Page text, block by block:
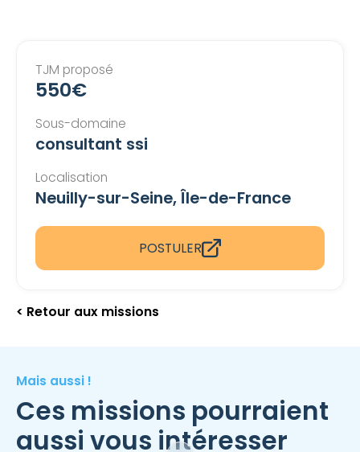
TJM proposé
550€
Sous-domaine
consultant ssi
Localisation
Neuilly-sur-Seine, Île-de-France
POSTULER
< Retour aux missions
Mais aussi !
Ces missions pourraient
aussi vous intéresser